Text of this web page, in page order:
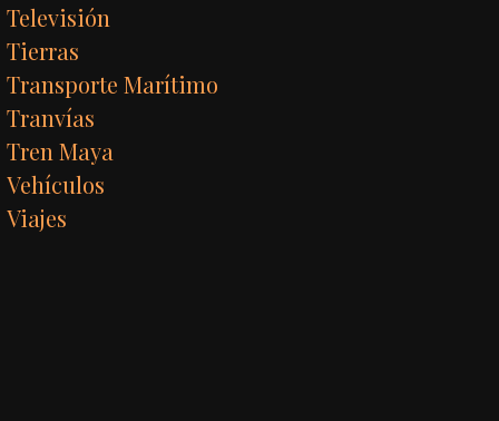
Televisión
Tierras
Transporte Marítimo
Tranvías
Tren Maya
Vehículos
Viajes